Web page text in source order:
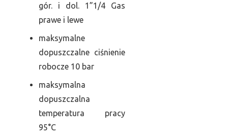
gór. i dol. 1”1/4 Gas
prawe i lewe
maksymalne
dopuszczalne ciśnienie
robocze 10 bar
maksymalna
dopuszczalna
temperatura pracy
95°C